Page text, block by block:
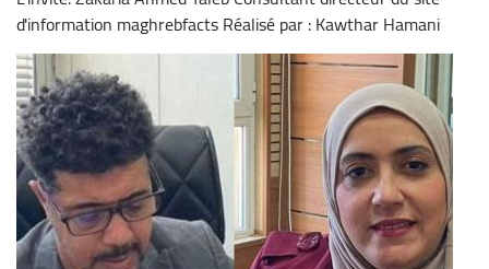
d'information maghrebfacts Réalisé par : Kawthar Hamani